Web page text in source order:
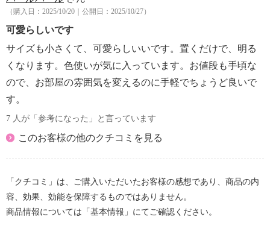
（購入日：2025/10/20｜公開日：2025/10/27）
可愛らしいです
サイズも小さくて、可愛らしいいです。置くだけで、明る
くなります。色使いが気に入っています。お値段も手頃な
ので、お部屋の雰囲気を変えるのに手軽でちょうど良いで
す。
7 人が「参考になった」と言っています
このお客様の他のクチコミを見る
「クチコミ」は、ご購入いただいたお客様の感想であり、商品の内
容、効果、効能を保障するものではありません。
商品情報については「基本情報」にてご確認ください。